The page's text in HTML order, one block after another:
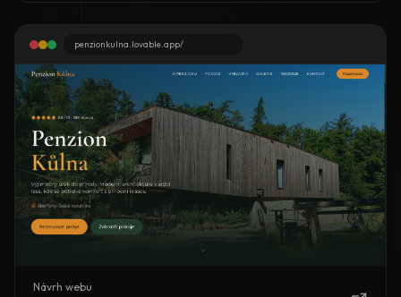
penzionkulna.lovable.app/
Návrh webu